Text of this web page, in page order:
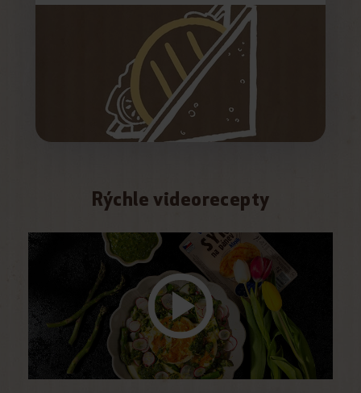
Rýchle videorecepty